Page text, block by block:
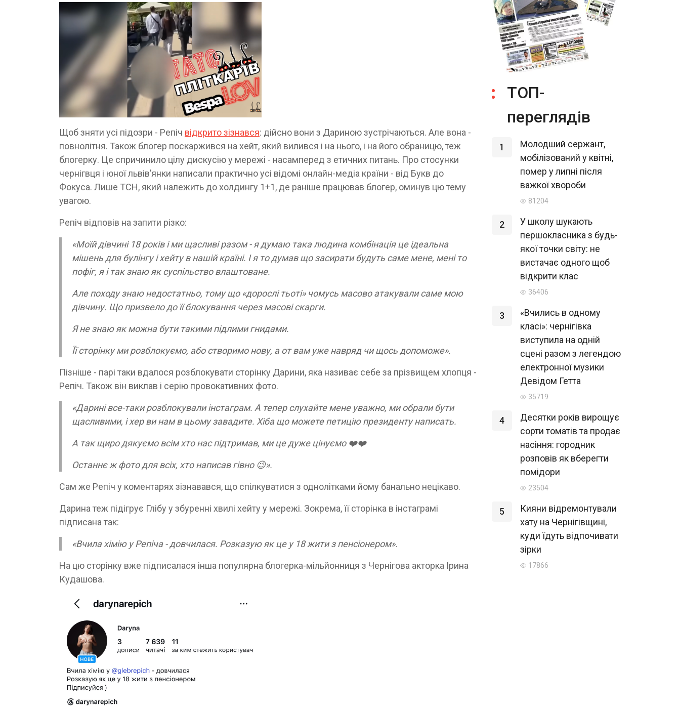
Щоб зняти усі підозри - Репіч відкрито зізнався: дійсно вони з Дариною зустрічаються. Але вона -
повнолітня. Також блогер поскаржився на хейт, який вилився і на нього, і на його обраницю, теж
блогерку. Це спричинило цілу дискусію у мережі - насамперед з етичних питань. Про стосунки
чернігвця і юної львівʼянки написали практично усі відомі онлайн-медіа країни - від Букв до
Фокуса. Лише ТСН, який належить до холдингу 1+1, де раніше працював блогер, оминув цю тему
увагою.
Репіч відповів на запити різко:
«Моїй дівчині 18 років і ми щасливі разом - я думаю така людина комбінація це ідеальна
мішень для булінгу і хейту в нашій країні. І я то думав що засирати будуть саме мене, мені то
пофіг, я і так знаю як суспільство влаштоване.
Але походу знаю недостатньо, тому що «дорослі тьоті» чомусь масово атакували саме мою
дівчину. Що призвело до її блокування через масові скарги.
Я не знаю як можна бути такими підлими гнидами.
Її сторінку ми розблокуємо, або створимо нову, а от вам уже навряд чи щось допоможе».
Пізніше - парі таки вдалося розблокувати сторінку Дарини, яка називає себе за прізвищем хлопця -
Репіч. Також він виклав і серію провокативних фото.
«Дарині все-таки розблокували інстаграм. А тепер слухайте мене уважно, ми обрали бути
щасливими, і хер ви нам в цьому завадите. Хіба що можете петицію президенту написать.
А так щиро дякуємо всім хто нас підтримав, ми це дуже цінуємо ❤️❤️
Останнє ж фото для всіх, хто написав гівно 😉».
Сам же Репіч у коментарях зізнавався, що спілкуватися з однолітками йому банально нецікаво.
Дарина теж підігрує Глібу у збуренні хвилі хейту у мережі. Зокрема, її сторінка в інстаграмі
підписана так:
«Вчила хімію у Репіча - довчилася. Розказую як це у 18 жити з пенсіонером».
На цю сторінку вже підписалася інша популярна блогерка-мільйонниця з Чернігова акторка Ірина
Кудашова.
ТОП-
переглядів
1
Молодший сержант,
мобілізований у квітні,
помер у липні після
важкої хвороби
81204
2
У школу шукають
першокласника з будь-
якої точки світу: не
вистачає одного щоб
відкрити клас
36406
3
«Вчились в одному
класі»: чернігівка
виступила на одній
сцені разом з легендою
електронної музики
Девідом Гетта
35719
4
Десятки років вирощує
сорти томатів та продає
насіння: городник
розповів як вберегти
помідори
23504
5
Кияни відремонтували
хату на Чернігівщині,
куди їдуть відпочивати
зірки
17866